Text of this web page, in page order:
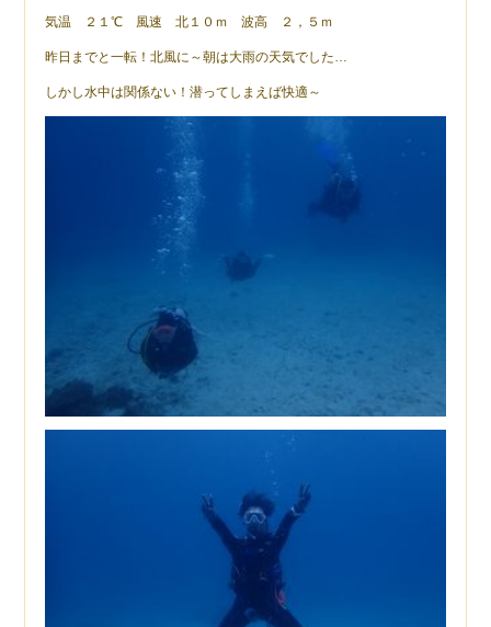
気温 ２１℃ 風速 北１０ｍ 波高 ２，５ｍ
昨日までと一転！北風に～朝は大雨の天気でした…
しかし水中は関係ない！潜ってしまえば快適～